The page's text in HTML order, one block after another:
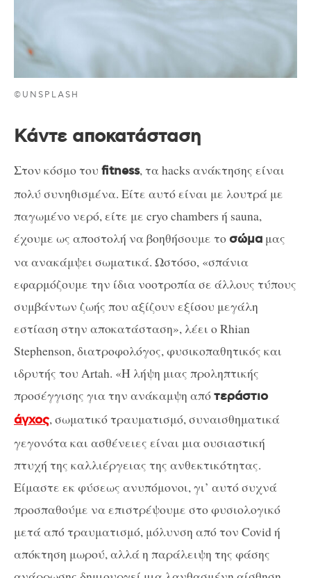
©UNSPLASH
Κάντε αποκατάσταση
Στον κόσμο του fitness, τα hacks ανάκτησης είναι
πολύ συνηθισμένα. Είτε αυτό είναι με λουτρά με
παγωμένο νερό, είτε με cryo chambers ή sauna,
έχουμε ως αποστολή να βοηθήσουμε το σώμα μας
να ανακάμψει σωματικά. Ωστόσο, «σπάνια
εφαρμόζουμε την ίδια νοοτροπία σε άλλους τύπους
συμβάντων ζωής που αξίζουν εξίσου μεγάλη
εστίαση στην αποκατάσταση», λέει ο Rhian
Stephenson, διατροφολόγος, φυσικοπαθητικός και
ιδρυτής του Artah. «Η λήψη μιας προληπτικής
προσέγγισης για την ανάκαμψη απότεράστιο
άγχος, σωματικό τραυματισμό, συναισθηματικά
γεγονότα και ασθένειες είναι μια ουσιαστική
πτυχή της καλλιέργειας της ανθεκτικότητας.
Είμαστε εκ φύσεως ανυπόμονοι, γι’ αυτό συχνά
προσπαθούμε να επιστρέψουμε στο φυσιολογικό
μετά από τραυματισμό, μόλυνση από τον Covid ή
απόκτηση μωρού, αλλά η παράλειψη της φάσης